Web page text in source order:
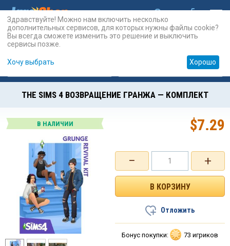
Карты Prepaid
THE SIMS 4 ВОЗВРАЩЕНИЕ ГРАНЖА — КОМПЛЕКТ
В НАЛИЧИИ
+
−
$7.29
Отложить
Бонус покупки: 73 игриков
Здравствуйте! Можно нам включить несколько
дополнительных сервисов, для которых нужны файлы cookie?
Вы всегда сможете изменить это решение и выключить
сервисы позже.
Хочу выбрать Хорошо